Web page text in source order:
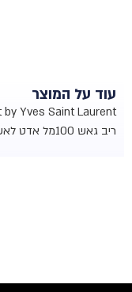
עוד על המוצר
by Yves Saint Laurent
ריב גאש 100מל אדט לאשה מבית איב סאן לורן